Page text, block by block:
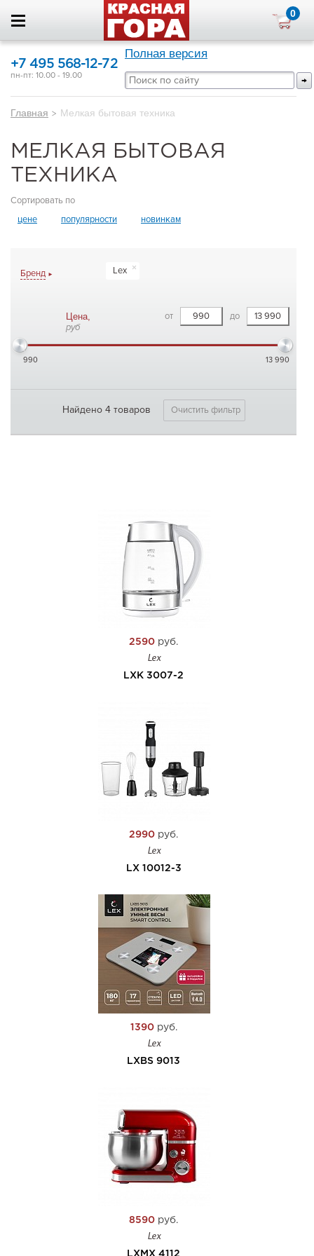
0
+7 495 568-12-72
пн-пт: 10.00 - 19.00
Полная версия
Главная > Мелкая бытовая техника
МЕЛКАЯ БЫТОВАЯ
ТЕХНИКА
Сортировать по
цене
популярности новинкам
Бренд Lex
Цена,
руб
до
от
990 13 990
Найдено 4 товаров Очистить фильтр
2590 руб.
Lex
LXK 3007-2
2990 руб.
Lex
LX 10012-3
1390руб.
Lex
LXBS 9013
8590 руб.
Lex
LXMX 4112